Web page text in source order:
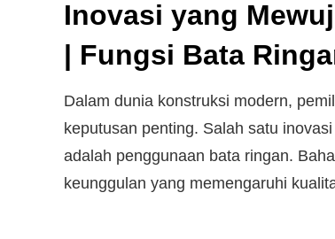
Inovasi yang
| Fungsi Bata
Dalam dunia konstruksi modern,
keputusan penting. Salah satu
adalah penggunaan bata ringan.
keunggulan yang memengaruhi